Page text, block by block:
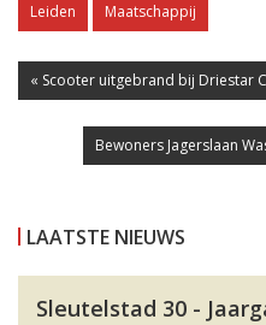
Leiden Maatschappij
« Scooter uitgebrand bij Driestar
Bewoners Jagerslaan
LAATSTE NIEUWS
Sleutelstad 30 -